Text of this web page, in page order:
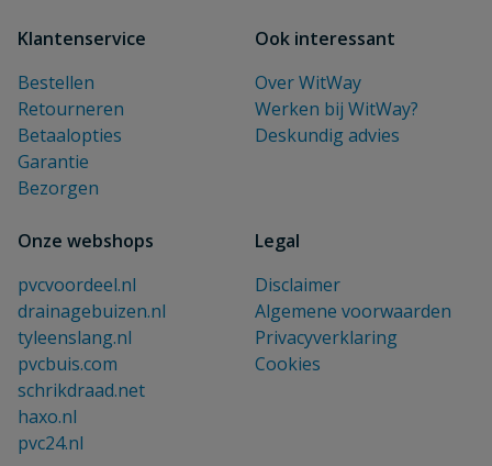
Klantenservice
Bestellen
Retourneren
Betaalopties
Garantie
Bezorgen
Ook interessant
Over WitWay
Werken bij WitWay?
Deskundig advies
Onze webshops
pvcvoordeel.nl
drainagebuizen.nl
tyleenslang.nl
pvcbuis.com
schrikdraad.net
haxo.nl
pvc24.nl
Legal
Disclaimer
Algemene voorwaarden
Privacyverklaring
Cookies